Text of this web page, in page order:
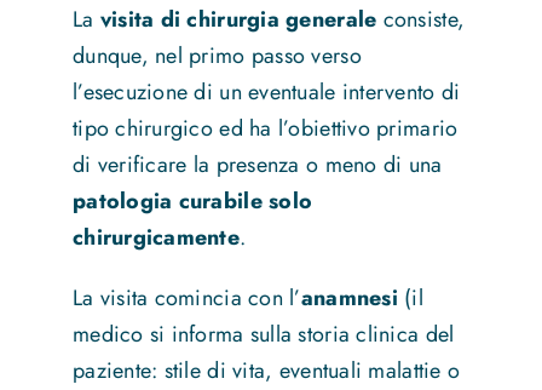
La visita di chirurgia generale consiste,
dunque, nel primo passo verso
l’esecuzione di un eventuale intervento di
tipo chirurgico ed ha l’obiettivo primario
di verificare la presenza o meno di una
patologia curabile solo
chirurgicamente.
La visita comincia con l’anamnesi (il
medico si informa sulla storia clinica del
paziente: stile di vita, eventuali malattie o